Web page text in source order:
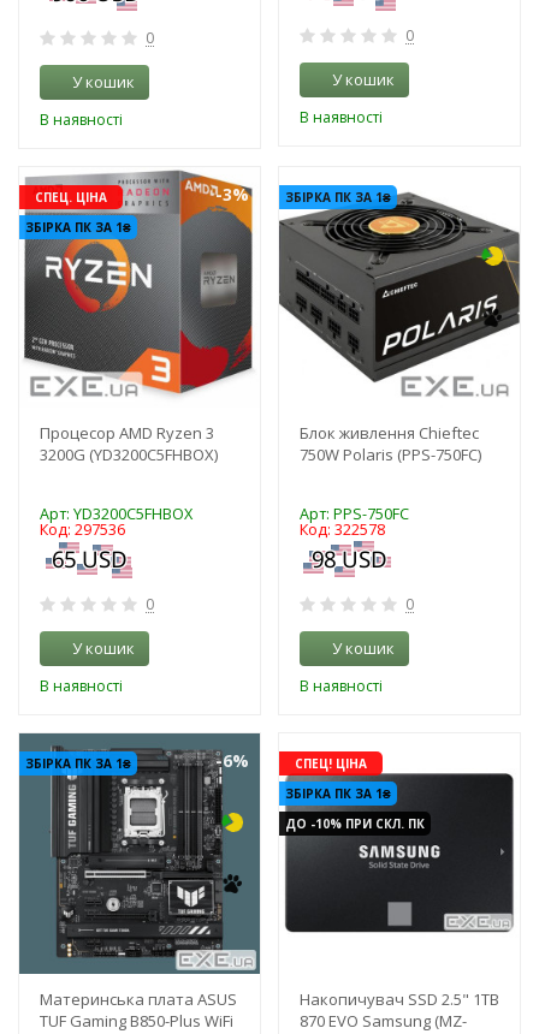
0
У кошик
В наявності
0
У кошик
В наявності
СПЕЦ. ЦІНА
ЗБІРКА ПК ЗА 1₴
-3%
Процесор AMD Ryzen 3
3200G (YD3200C5FHBOX)
Арт: YD3200C5FHBOX
Код: 297536
0
У кошик
В наявності
ЗБІРКА ПК ЗА 1₴
Блок живлення Chieftec
750W Polaris (PPS-750FC)
Арт: PPS-750FC
Код: 322578
0
У кошик
В наявності
ЗБІРКА ПК ЗА 1₴ -6%
Материнська плата ASUS
TUF Gaming B850-Plus WiFi
СПЕЦ! ЦІНА
ЗБІРКА ПК ЗА 1₴
ДО -10% ПРИ СКЛ. ПК
Накопичувач SSD 2.5" 1TB
870 EVO Samsung (MZ-